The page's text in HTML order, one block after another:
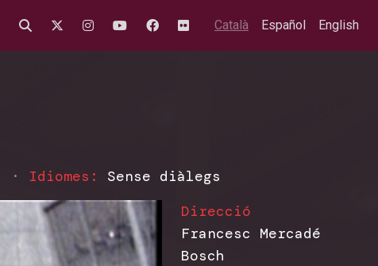
Català Español English
· Idiomes: Sense diàlegs
Direcció
Francesc Mercadé
Bosch